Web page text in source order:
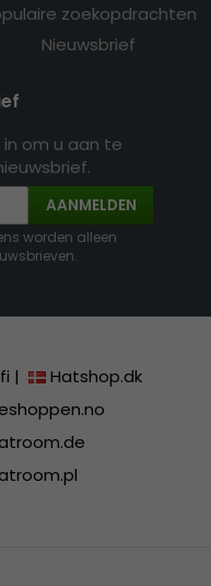
zoekopdrachten
Nieuwsbrief
om u aan te
AANMELDEN
worden alleen
|
Hatshop.dk